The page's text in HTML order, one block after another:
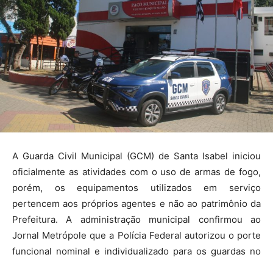
A Guarda Civil Municipal (GCM) de Santa Isabel iniciou
oficialmente as atividades com o uso de armas de fogo,
porém, os equipamentos utilizados em serviço
pertencem aos próprios agentes e não ao patrimônio da
Prefeitura. A administração municipal confirmou ao
Jornal Metrópole que a Polícia Federal autorizou o porte
funcional nominal e individualizado para os guardas no